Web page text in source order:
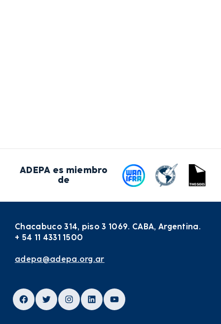
ADEPA es miembro
de
Chacabuco 314, piso 3 1069. CABA, Argentina.
+ 54 11 4331 1500
adepa@adepa.org.ar
Facebook
TwitterInstagram
LinkedInYouTube